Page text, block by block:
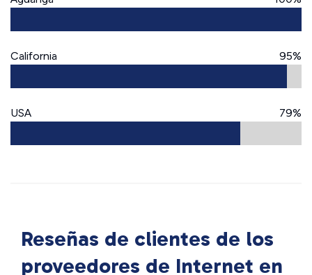
California 95%
USA 79%
Reseñas de clientes de los
proveedores de Internet en